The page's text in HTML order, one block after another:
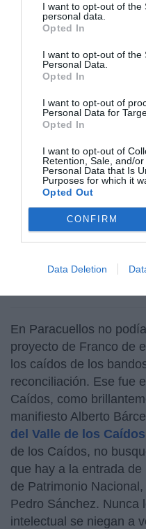
I want to opt-out of the
personal data.
Opted In
I want to opt-out of the
Personal Data.
Opted In
I want to opt-out of
Personal Data for
Opted In
I want to opt-out of
Retention, Sale, and/
Personal Data that Is
Purposes for which it
Opted Out
CONFIRM
Data Deletion
Pedro Muguruza.
Real Academia Bellas
Archivo-Biblioteca
Pero tan cierto como
este proyecto en 1942
actualmente en el
mártires de Paracuellos.
Este ha de
el
sobre cuyo
brazos
En Paracuellos no
proyecto de Franco de
los caídos de los
reconciliación. Ese fue
Caídos, como
manifiesto Alberto
del Valle de los Caídos
de los Caídos, no
que hay a la entrada
de Patrimonio
Pedro Sánchez. Nunca
intelectual se niegan a